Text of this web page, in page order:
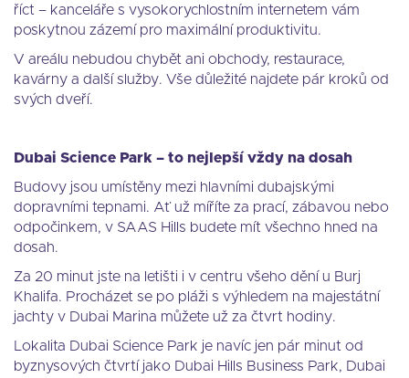
říct – kanceláře s vysokorychlostním internetem vám
poskytnou zázemí pro maximální produktivitu.
V areálu nebudou chybět ani obchody, restaurace,
kavárny a další služby. Vše důležité najdete pár kroků od
svých dveří.
Dubai Science Park – to nejlepší vždy na dosah
Budovy jsou umístěny mezi hlavními dubajskými
dopravními tepnami. Ať už míříte za prací, zábavou nebo
odpočinkem, v SAAS Hills budete mít všechno hned na
dosah.
Za 20 minut jste na letišti i v centru všeho dění u Burj
Khalifa. Procházet se po pláži s výhledem na majestátní
jachty v Dubai Marina můžete už za čtvrt hodiny.
Lokalita Dubai Science Park je navíc jen pár minut od
byznysových čtvrtí jako Dubai Hills Business Park, Dubai